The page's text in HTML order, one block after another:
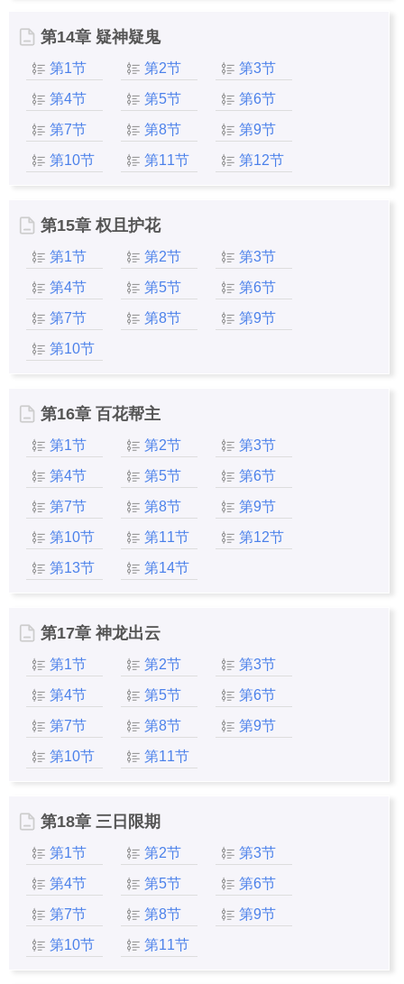
第14章 疑神疑鬼
第1节 第2节
第3节
第4节
第5节
第6节
第7节
第8节
第9节
第10节
第11节 第12节
第15章 权且护花
第1节 第2节
第3节
第4节
第5节
第6节
第7节
第8节
第9节
第10节
第16章 百花帮主
第1节 第2节
第3节
第4节
第5节
第6节
第7节
第8节
第9节
第10节
第11节
第12节
第13节
第14节
第17章 神龙出云
第1节 第2节
第3节
第4节
第5节
第6节
第7节
第8节
第9节
第10节
第11节
第18章 三日限期
第1节 第2节
第3节
第4节
第5节
第6节
第7节
第8节
第9节
第10节
第11节